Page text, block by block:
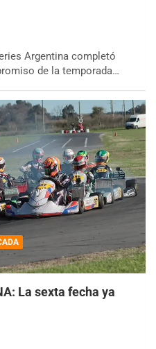
Argentina completó
de la temporada…
La sexta fecha ya